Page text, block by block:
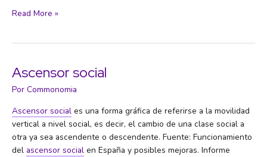
Aporofobia
Read More »
Ascensor social
Por Commonomia
Ascensor social es una forma gráfica de referirse a la movilidad
vertical a nivel social, es decir, el cambio de una clase social a
otra ya sea ascendente o descendente. Fuente: Funcionamiento
del ascensor social en España y posibles mejoras. Informe